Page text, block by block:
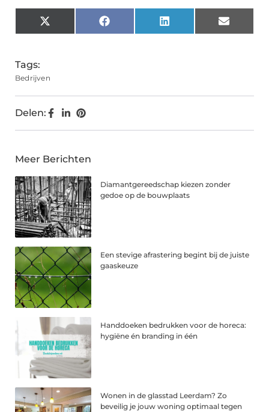
X
(Twitter)
Facebook LinkedIn Email
Tags:
Bedrijven
Delen:
Meer Berichten
Diamantgereedschap kiezen zonder
gedoe op de bouwplaats
Een stevige afrastering begint bij de juiste
gaaskeuze
Handdoeken bedrukken voor de horeca:
hygiëne én branding in één
Wonen in de glasstad Leerdam? Zo
beveilig je jouw woning optimaal tegen